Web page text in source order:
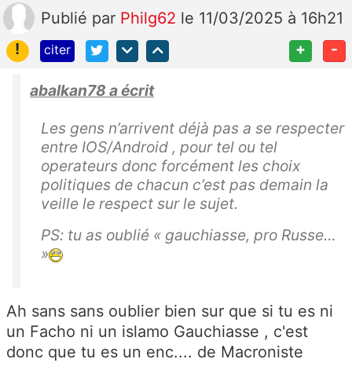
Publié par Philg62 le 11/03/2025 à 16h21
!
citer + -
abalkan78 a écrit
Les gens n’arrivent déjà pas a se respecter
entre IOS/Android , pour tel ou tel
operateurs donc forcément les choix
politiques de chacun c’est pas demain la
veille le respect sur le sujet.
PS: tu as oublié « gauchiasse, pro Russe…
»
Ah sans sans oublier bien sur que si tu es ni
un Facho ni un islamo Gauchiasse , c'est
donc que tu es un enc.... de Macroniste